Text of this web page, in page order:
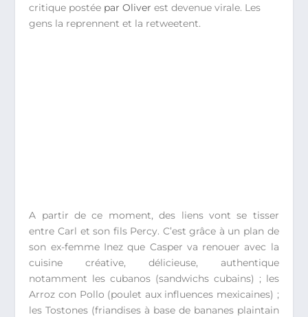
critique postée par Oliver est devenue virale. Les
gens la reprennent et la retweetent.
A partir de ce moment, des liens vont se tisser
entre Carl et son fils Percy. C’est grâce à un plan de
son ex-femme Inez que Casper va renouer avec la
cuisine créative, délicieuse, authentique
notamment les cubanos (sandwichs cubains) ; les
Arroz con Pollo (poulet aux influences mexicaines) ;
les Tostones (friandises à base de bananes plaintain